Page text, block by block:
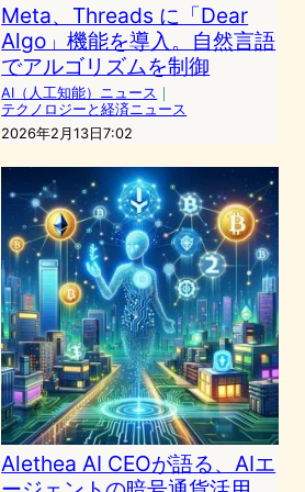
Meta、Threads に「Dear
Algo」機能を導入。自然言語
でアルゴリズムを制御
AI（人工知能）ニュース ｜
テクノロジーと経済ニュース
2026年2月13日7:02
Alethea AI CEOが語る、AIエ